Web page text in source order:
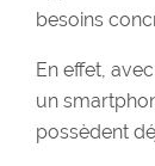
besoins
En effet,
un
possèdent